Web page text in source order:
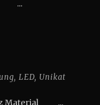
...
, LED, Unikat
Material ...